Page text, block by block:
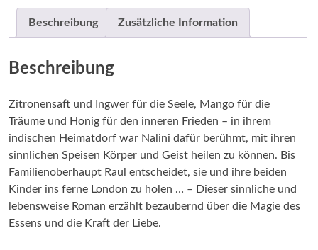
Beschreibung Zusätzliche Information
Beschreibung
Zitronensaft und Ingwer für die Seele, Mango für die
Träume und Honig für den inneren Frieden – in ihrem
indischen Heimatdorf war Nalini dafür berühmt, mit ihren
sinnlichen Speisen Körper und Geist heilen zu können. Bis
Familienoberhaupt Raul entscheidet, sie und ihre beiden
Kinder ins ferne London zu holen … – Dieser sinnliche und
lebensweise Roman erzählt bezaubernd über die Magie des
Essens und die Kraft der Liebe.